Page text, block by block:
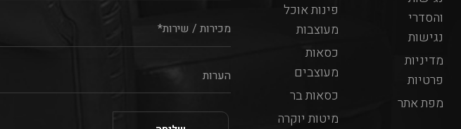
והסדרי
נגישות
מדיניות
פרטיות
מפת אתר
פינות אוכל
מעוצבות
כסאות
מעוצבים
כסאות בר
מיטות יוקרה